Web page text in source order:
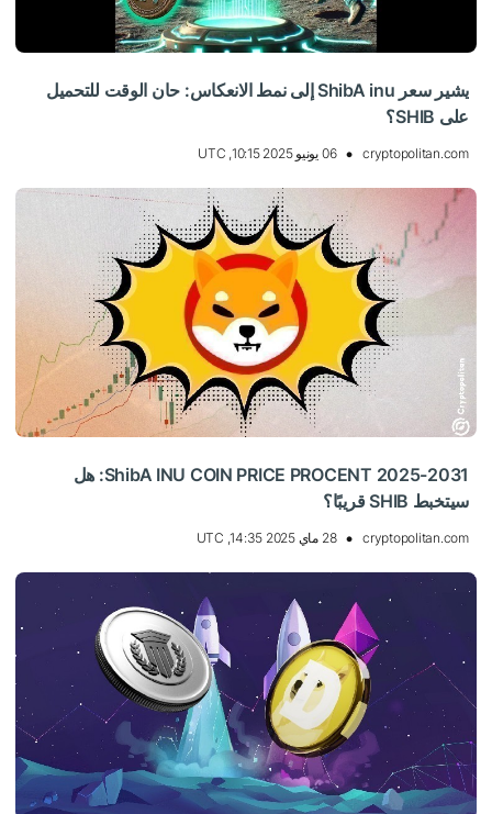
يشير سعر ShibA inu إلى نمط الانعكاس: حان الوقت للتحميل
على SHIB؟
cryptopolitan.com 06 يونيو 2025 10:15, UTC
ShibA INU COIN PRICE PROCENT 2025-2031: هل
سيتخبط SHIB قريبًا؟
cryptopolitan.com 28 ماي 2025 14:35, UTC